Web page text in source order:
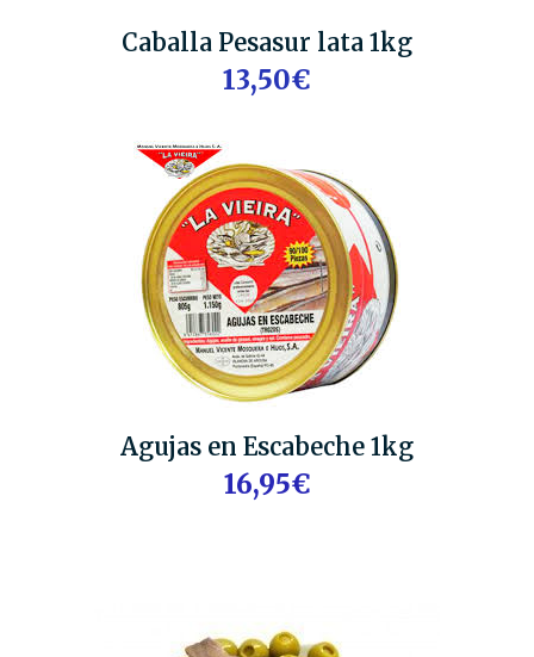
Caballa Pesasur lata 1kg
13,50€
Agujas en Escabeche 1kg
16,95€